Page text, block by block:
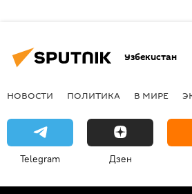
Узбекистан
НОВОСТИ ПОЛИТИКА В МИРЕ
Telegram Дзен